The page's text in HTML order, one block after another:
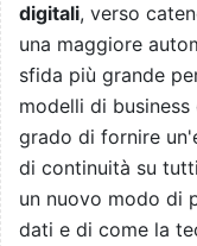
digitali, verso
una maggiore
sfida più grande
modelli di
grado di fornire
di continuità su
un nuovo modo di
dati e di come la